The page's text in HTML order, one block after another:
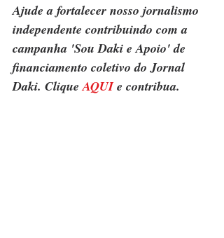
Ajude a fortalecer nosso jornalismo
independente contribuindo com a
campanha 'Sou Daki e Apoio' de
financiamento coletivo do Jornal
Daki. Clique AQUI e contribua.